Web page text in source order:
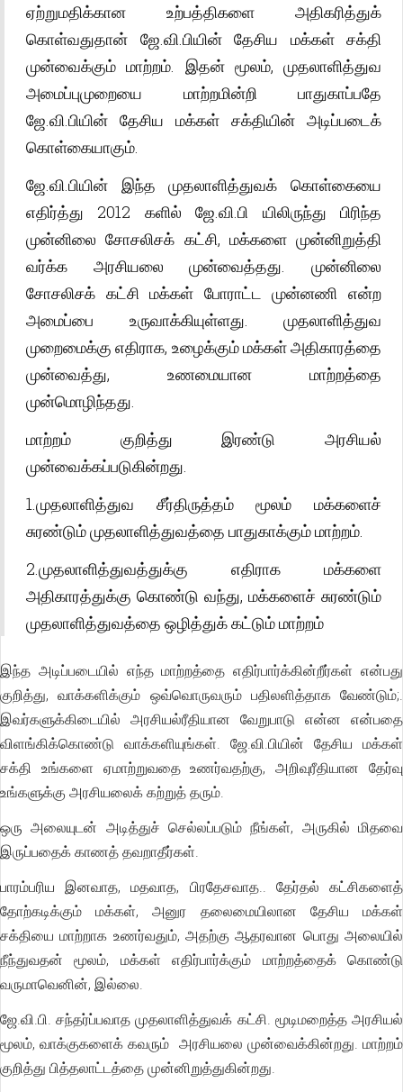
ஏற்றுமதிக்கான உற்பத்திகளை அதிகரித்துக்
கொள்வதுதான் ஜே.வி.பியின் தேசிய மக்கள் சக்தி
முன்வைக்கும் மாற்றம். இதன் மூலம், முதலாளித்துவ
அமைப்புமுறையை மாற்றமின்றி பாதுகாப்பதே
ஜே.வி.பியின் தேசிய மக்கள் சக்தியின் அடிப்படைக்
கொள்கையாகும்.
ஜே.வி.பியின் இந்த முதலாளித்துவக் கொள்கையை
எதிர்த்து 2012 களில் ஜே.வி.பி யிலிருந்து பிரிந்த
முன்னிலை சோசலிசக் கட்சி, மக்களை முன்னிறுத்தி
வர்க்க அரசியலை முன்வைத்தது. முன்னிலை
சோசலிசக் கட்சி மக்கள் போராட்ட முன்னணி என்ற
அமைப்பை உருவாக்கியுள்ளது. முதலாளித்துவ
முறைமைக்கு எதிராக, உழைக்கும் மக்கள் அதிகாரத்தை
முன்வைத்து, உணமையான மாற்றத்தை
முன்மொழிந்தது.
மாற்றம் குறித்து இரண்டு அரசியல்
முன்வைக்கப்படுகின்றது.
1.முதலாளித்துவ சீர்திருத்தம் மூலம் மக்களைச்
சுரண்டும் முதலாளித்துவத்தை பாதுகாக்கும் மாற்றம்.
2.முதலாளித்துவத்துக்கு எதிராக மக்களை
அதிகாரத்துக்கு கொண்டு வந்து, மக்களைச் சுரண்டும்
முதலாளித்துவத்தை ஒழித்துக் கட்டும் மாற்றம்
இந்த அடிப்படையில் எந்த மாற்றத்தை எதிர்பார்க்கின்றீர்கள் என்பது
குறித்து, வாக்களிக்கும் ஒவ்வொருவரும் பதிலளித்தாக வேண்டும்;.
இவர்களுக்கிடையில் அரசியல்ரீதியான வேறுபாடு என்ன என்பதை
விளங்கிக்கொண்டு வாக்களியுங்கள். ஜே.வி.பியின் தேசிய மக்கள்
சக்தி உங்களை ஏமாற்றுவதை உணர்வதற்கு, அறிவுரீதியான தேர்வு
உங்களுக்கு அரசியலைக் கற்றுத் தரும்.
ஒரு அலையுடன் அடித்துச் செல்லப்படும் நீங்கள், அருகில் மிதவை
இருப்பதைக் காணத் தவறாதீர்கள்.
பாரம்பரிய இனவாத, மதவாத, பிரதேசவாத.. தேர்தல் கட்சிகளைத்
தோற்கடிக்கும் மக்கள், அனுர தலைமையிலான தேசிய மக்கள்
சக்தியை மாற்றாக உணர்வதும், அதற்கு ஆதரவான பொது அலையில்
நீந்துவதன் மூலம், மக்கள் எதிர்பார்க்கும் மாற்றத்தைக் கொண்டு
வருமாவெனின், இல்லை.
ஜே.வி.பி. சந்தர்ப்பவாத முதலாளித்துவக் கட்சி. மூடிமறைத்த அரசியல்
மூலம், வாக்குகளைக் கவரும் அரசியலை முன்வைக்கின்றது. மாற்றம்
குறித்து பித்தலாட்டத்தை முன்னிறுத்துகின்றது.